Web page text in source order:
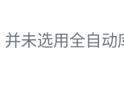
并未选用全自